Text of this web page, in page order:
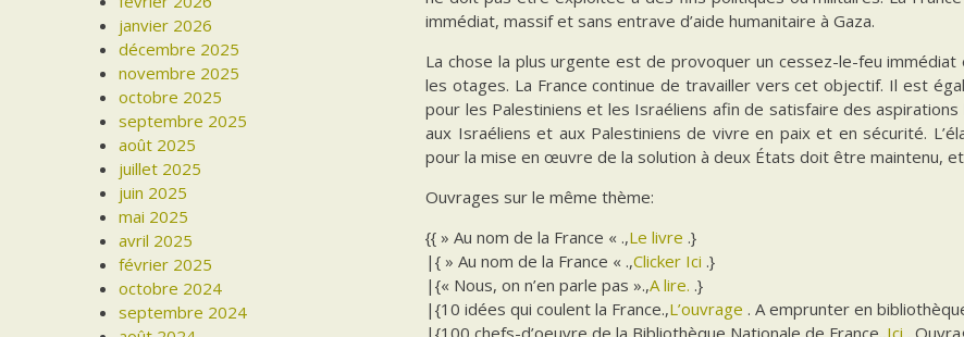
immédiat, massif et sans entrave d’aide humanitaire à Gaza.
La chose la plus urgente est de provoquer un cessez-le-feu
les otages. La France continue de travailler vers cet objectif. Il est
pour les Palestiniens et les Israéliens afin de satisfaire des
aux Israéliens et aux Palestiniens de vivre en paix et en sécurité.
pour la mise en œuvre de la solution à deux États doit être maintenu,
Ouvrages sur le même thème:
{{ » Au nom de la France « .,Le livre .}
|{ » Au nom de la France « .,Clicker Ici .}
|{« Nous, on n’en parle pas ».,A lire. .}
|{10 idées qui coulent la France.,L’ouvrage . A emprunter en
|{100 chefs-d’oeuvre de la Bibliothèque Nationale de France.,Ici .
janvier 2026
décembre 2025
novembre 2025
octobre 2025
septembre 2025
août 2025
juillet 2025
juin 2025
mai 2025
avril 2025
février 2025
octobre 2024
septembre 2024